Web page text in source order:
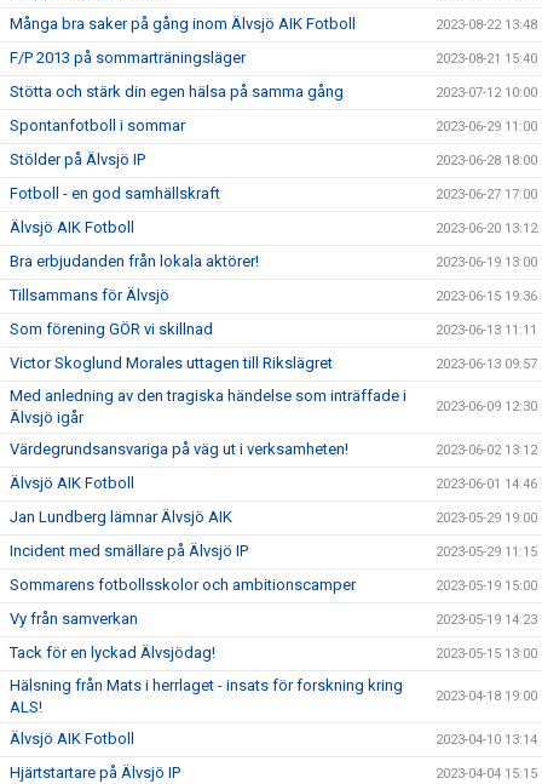
Många bra saker på gång inom Älvsjö AIK Fotboll 2023-08-22 13:48
F/P 2013 på sommarträningsläger 2023-08-21 15:40
Stötta och stärk din egen hälsa på samma gång 2023-07-12 10:00
Spontanfotboll i sommar 2023-06-29 11:00
Stölder på Älvsjö IP 2023-06-28 18:00
Fotboll - en god samhällskraft 2023-06-27 17:00
Älvsjö AIK Fotboll 2023-06-20 13:12
Bra erbjudanden från lokala aktörer! 2023-06-19 13:00
Tillsammans för Älvsjö 2023-06-15 19:36
Som förening GÖR vi skillnad 2023-06-13 11:11
Victor Skoglund Morales uttagen till Rikslägret 2023-06-13 09:57
Med anledning av den tragiska händelse som inträffade i
Älvsjö igår
2023-06-09 12:30
Värdegrundsansvariga på väg ut i verksamheten! 2023-06-02 13:12
Älvsjö AIK Fotboll 2023-06-01 14:46
Jan Lundberg lämnar Älvsjö AIK 2023-05-29 19:00
Incident med smällare på Älvsjö IP 2023-05-29 11:15
Sommarens fotbollsskolor och ambitionscamper 2023-05-19 15:00
Vy från samverkan 2023-05-19 14:23
Tack för en lyckad Älvsjödag! 2023-05-15 13:00
Hälsning från Mats i herrlaget - insats för forskning kring
ALS!
2023-04-18 19:00
Älvsjö AIK Fotboll 2023-04-10 13:14
Hjärtstartare på Älvsjö IP 2023-04-04 15:15